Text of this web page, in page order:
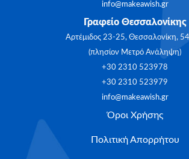
info@makeawish.gr
Γραφείο Θεσσαλονίκης
Αρτέμιδος 23-25, Θεσσαλονίκη,
(πλησίον Μετρό Ανάληψη)
+30 2310 523978
+30 2310 523979
info@makeawish.gr
Όροι Χρήσης
Πολιτική Απορρήτου